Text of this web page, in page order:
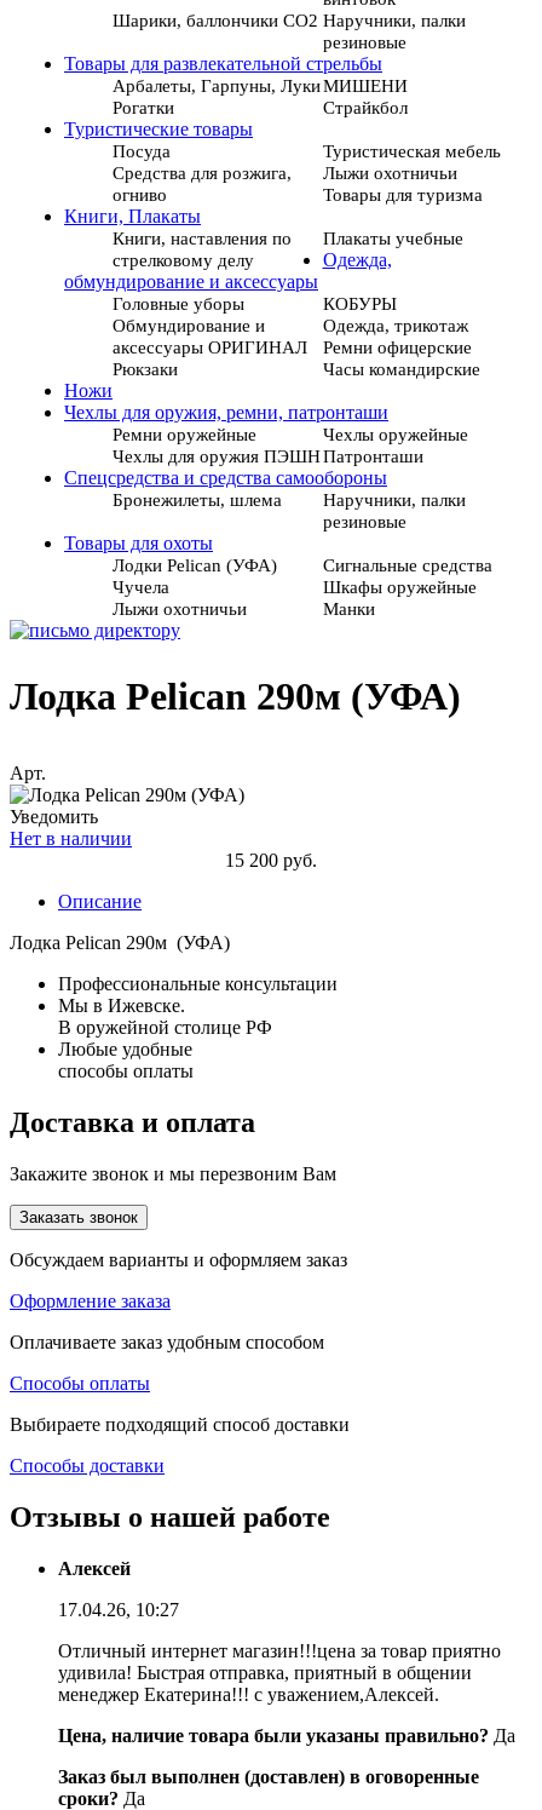
Шарики, баллончики СО2 Наручники, палки
резиновые
Товары для развлекательной стрельбы
Арбалеты, Гарпуны, ЛукиМИШЕНИ
Рогатки
Страйкбол
Туристические товары
Посуда
Туристическая мебель
Средства для розжига,
огниво
Лыжи охотничьи
Товары для туризма
Книги, Плакаты
Книги, наставления по
стрелковому делу
Плакаты учебные
Одежда,
обмундирование и аксессуары
Головные уборы
КОБУРЫ
Обмундирование и
аксессуары ОРИГИНАЛ
Одежда, трикотаж
Ремни офицерские
Рюкзаки
Часы командирские
Ножи
Чехлы для оружия, ремни, патронташи
Ремни оружейные
Чехлы оружейные
Чехлы для оружия ПЭШНПатронташи
Спецсредства и средства самообороны
Бронежилеты, шлема
Наручники, палки
резиновые
Товары для охоты
Лодки Pelican (УФА)
Сигнальные средства
Чучела
Шкафы оружейные
Лыжи охотничьи
Манки
Лодка Pelican 290м (УФА)
Арт.
Уведомить
Нет в наличии
15 200 руб.
Описание
Лодка Pelican 290м (УФА)
Профессиональные консультации
Мы в Ижевске.
В оружейной столице РФ
Любые удобные
способы оплаты
Доставка и оплата
Закажите звонок и мы перезвоним Вам
Заказать звонок
Обсуждаем варианты и оформляем заказ
Оформление заказа
Оплачиваете заказ удобным способом
Способы оплаты
Выбираете подходящий способ доставки
Способы доставки
Отзывы о нашей работе
Алексей
17.04.26, 10:27
Отличный интернет магазин!!!цена за товар приятно
удивила! Быстрая отправка, приятный в общении
менеджер Екатерина!!! с уважением,Алексей.
Цена, наличие товара были указаны правильно? Да
Заказ был выполнен (доставлен) в оговоренные
сроки? Да